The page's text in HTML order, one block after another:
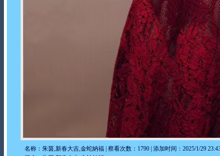
名称：朱茵,新春大吉,金蛇納福 | 察看次数：1790 | 添加时间：2025/1/29